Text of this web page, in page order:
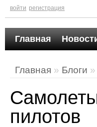
войти регистрация
Главная
Главная » Блоги »
пилотов